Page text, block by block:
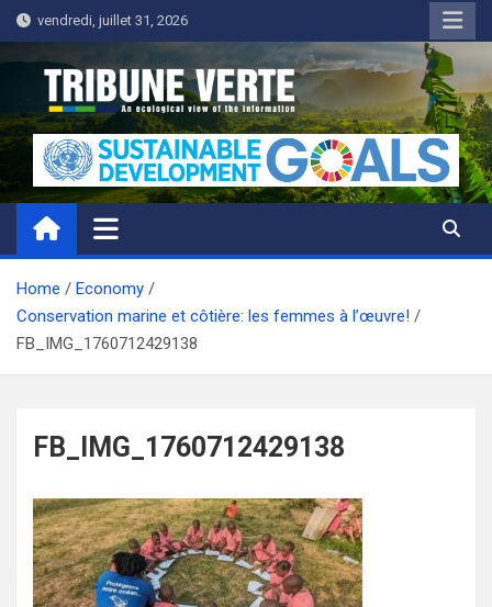
Skip
to
content
vendredi, juillet 31, 2026
Tribune Verte
Un regard écologique de l'information
Home
Economy
Conservation marine et côtière: les femmes à l’œuvre!
FB_IMG_1760712429138
FB_IMG_1760712429138